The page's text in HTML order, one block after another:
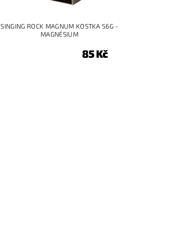
SINGING ROCK MAGNUM KOSTKA 56G -
MAGNÉSIUM
85 Kč